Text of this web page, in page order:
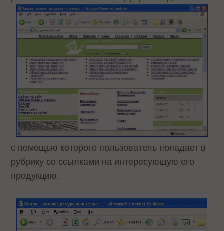
с помощью которого пользователь попадает в
рубрику со ссылками на интересующую его
продукцию.